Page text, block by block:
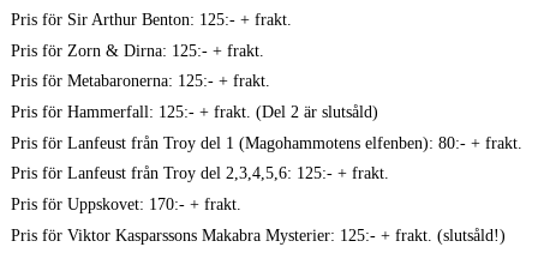
Pris för Sir Arthur Benton: 125:- + frakt.
Pris för Zorn & Dirna: 125:- + frakt.
Pris för Metabaronerna: 125:- + frakt.
Pris för Hammerfall: 125:- + frakt. (Del 2 är slutsåld)
Pris för Lanfeust från Troy del 1 (Magohammotens elfenben): 80:- + frakt.
Pris för Lanfeust från Troy del 2,3,4,5,6: 125:- + frakt.
Pris för Uppskovet: 170:- + frakt.
Pris för Viktor Kasparssons Makabra Mysterier: 125:- + frakt. (slutsåld!)